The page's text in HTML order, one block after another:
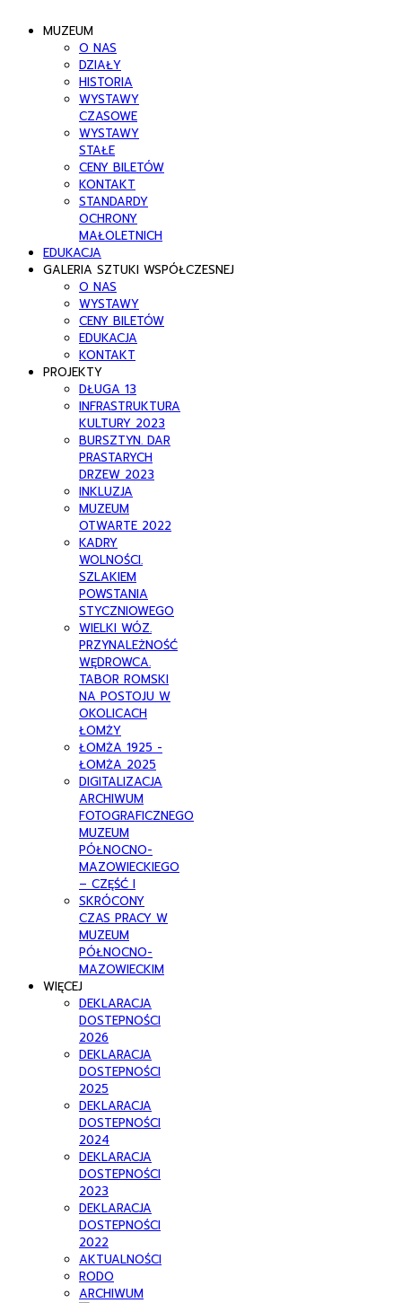
MUZEUM
O NAS
DZIAŁY
HISTORIA
WYSTAWY
CZASOWE
WYSTAWY
STAŁE
CENY BILETÓW
KONTAKT
STANDARDY
OCHRONY
MAŁOLETNICH
EDUKACJA
GALERIA SZTUKI WSPÓŁCZESNEJ
O NAS
WYSTAWY
CENY BILETÓW
EDUKACJA
KONTAKT
PROJEKTY
DŁUGA 13
INFRASTRUKTURA
KULTURY 2023
BURSZTYN. DAR
PRASTARYCH
DRZEW 2023
INKLUZJA
MUZEUM
OTWARTE 2022
KADRY
WOLNOŚCI.
SZLAKIEM
POWSTANIA
STYCZNIOWEGO
WIELKI WÓZ.
PRZYNALEŻNOŚĆ
WĘDROWCA.
TABOR ROMSKI
NA POSTOJU W
OKOLICACH
ŁOMŻY
ŁOMŻA 1925 -
ŁOMŻA 2025
DIGITALIZACJA
ARCHIWUM
FOTOGRAFICZNEGO
MUZEUM
PÓŁNOCNO-
MAZOWIECKIEGO
– CZĘŚĆ I
SKRÓCONY
CZAS PRACY W
MUZEUM
PÓŁNOCNO-
MAZOWIECKIM
WIĘCEJ
DEKLARACJA
DOSTEPNOŚCI
2026
DEKLARACJA
DOSTEPNOŚCI
2025
DEKLARACJA
DOSTEPNOŚCI
2024
DEKLARACJA
DOSTEPNOŚCI
2023
DEKLARACJA
DOSTEPNOŚCI
2022
AKTUALNOŚCI
RODO
ARCHIWUM